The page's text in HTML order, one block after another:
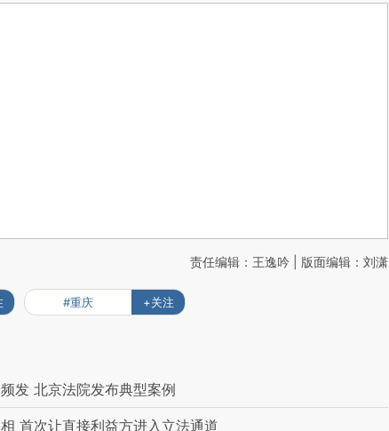
责任编辑：王逸吟 | 版面编辑：刘潇
#重庆 +关注
发 北京法院发布典型案例
首次让直接利益方进入立法通道